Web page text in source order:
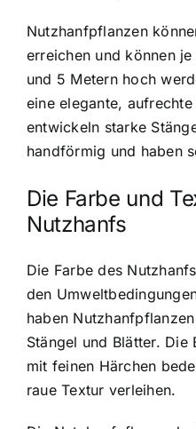
Nutzhanfpflanzen
erreichen und können
und 5 Metern hoch
eine elegante,
entwickeln starke
handförmig und haben
Die Farbe und
Nutzhanfs
Die Farbe des
den
haben
Stängel und Blätter. Die
mit feinen Härchen
raue Textur verleihen.